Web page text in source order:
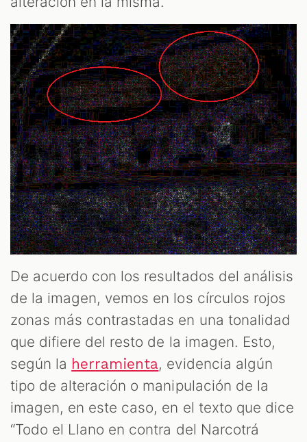
De acuerdo con los resultados del análisis
de la imagen, vemos en los círculos rojos
zonas más contrastadas en una tonalidad
que difiere del resto de la imagen. Esto,
según la herramienta, evidencia algún
tipo de alteración o manipulación de la
imagen, en este caso, en el texto que dice
“Todo el Llano en contra del Narcotrá